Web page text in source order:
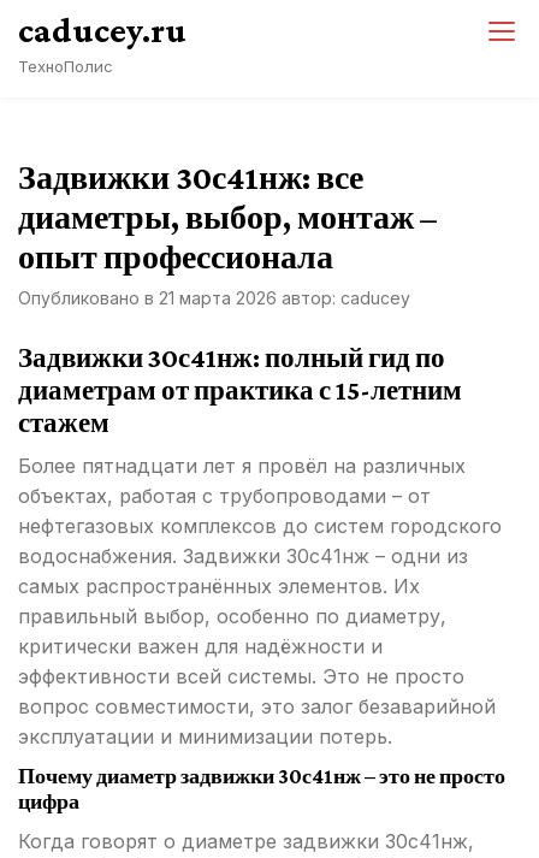
Перейти
содержимому
caducey.ru
ТехноПолис
Задвижки 30с41нж: все
диаметры, выбор, монтаж –
опыт профессионала
Опубликовано в 21 марта 2026 автор: caducey
Задвижки 30с41нж: полный гид по
диаметрам от практика с 15-летним
стажем
Более пятнадцати лет я провёл на различных
объектах, работая с трубопроводами – от
нефтегазовых комплексов до систем городского
водоснабжения. Задвижки 30с41нж – одни из
самых распространённых элементов. Их
правильный выбор, особенно по диаметру,
критически важен для надёжности и
эффективности всей системы. Это не просто
вопрос совместимости, это залог безаварийной
эксплуатации и минимизации потерь.
Почему диаметр задвижки 30с41нж – это не просто
цифра
Когда говорят о диаметре задвижки 30с41нж,